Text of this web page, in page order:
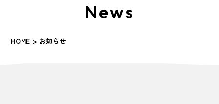
News
HOME > お知らせ